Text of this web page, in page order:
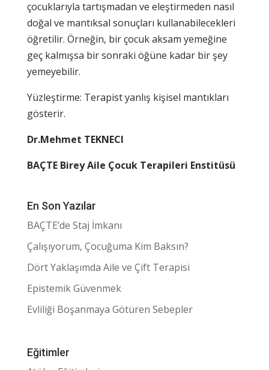
çocuklarıyla tartışmadan ve eleştirmeden nasıl
doğal ve mantıksal sonuçları kullanabilecekleri
öğretilir. Örneğin, bir çocuk aksam yemeğine
geç kalmışsa bir sonraki öğüne kadar bir şey
yemeyebilir.
Yüzleştirme: Terapist yanlış kişisel mantıkları
gösterir.
Dr.Mehmet TEKNECI
BAÇTE Birey Aile Çocuk Terapileri Enstitüsü
En Son Yazılar
BAÇTE’de Staj İmkanı
Çalışıyorum, Çocuğuma Kim Baksın?
Dört Yaklaşımda Aile ve Çift Terapisi
Epistemik Güvenmek
Evliliği Boşanmaya Götüren Sebepler
Eğitimler